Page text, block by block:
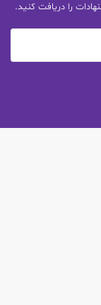
را دریافت کنید.